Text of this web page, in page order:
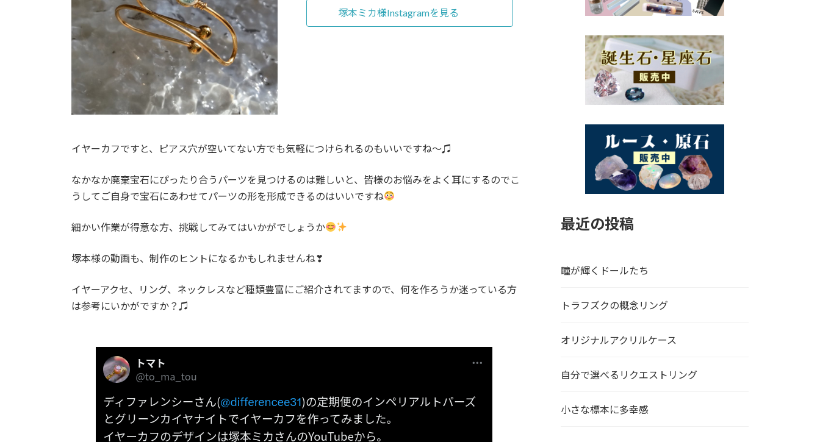
塚本ミカ様Instagramを見る
イヤーカフですと、ピアス穴が空いてない方でも気軽につけられるのもいいですね〜♫
なかなか廃棄宝石にぴったり合うパーツを見つけるのは難しいと、皆様のお悩みをよく耳にするのでこ
うしてご自身で宝石にあわせてパーツの形を形成できるのはいいですね
細かい作業が得意な方、挑戦してみてはいかがでしょうか
塚本様の動画も、制作のヒントになるかもしれませんね❣
イヤーアクセ、リング、ネックレスなど種類豊富にご紹介されてますので、何を作ろうか迷っている方
は参考にいかがですか？♫
最近の投稿
瞳が輝くドールたち
トラフズクの概念リング
オリジナルアクリルケース
自分で選べるリクエストリング
小さな標本に多幸感